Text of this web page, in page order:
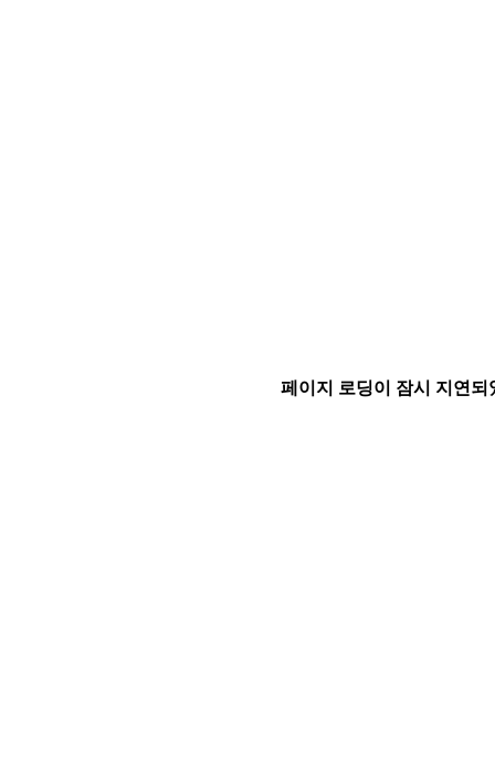
페이지 로딩이 잠시 지연